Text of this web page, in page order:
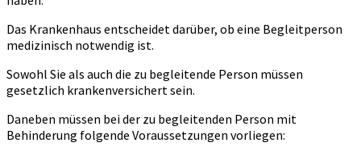
Das Krankenhaus entscheidet darüber, ob eine Begleitperson
medizinisch notwendig ist.
Sowohl Sie als auch die zu begleitende Person müssen
gesetzlich krankenversichert sein.
Daneben müssen bei der zu begleitenden Person mit
Behinderung folgende Voraussetzungen vorliegen: